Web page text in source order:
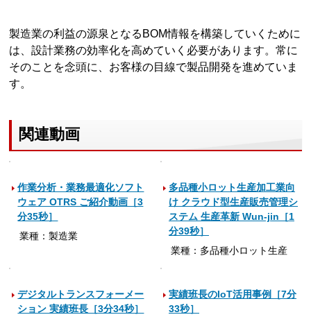
製造業の利益の源泉となるBOM情報を構築していくために
は、設計業務の効率化を高めていく必要があります。常に
そのことを念頭に、お客様の目線で製品開発を進めていま
す。
関連動画
作業分析・業務最適化ソフト
ウェア OTRS ご紹介動画［3
分35秒］
業種：製造業
多品種小ロット生産加工業向
け クラウド型生産販売管理シ
ステム 生産革新 Wun-jin［1
分39秒］
業種：多品種小ロット生産
デジタルトランスフォーメー
ション 実績班長［3分34秒］
実績班長のIoT活用事例［7分
33秒］